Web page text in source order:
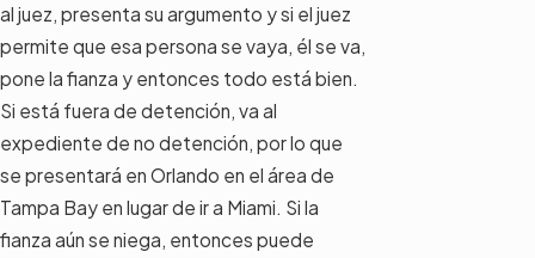
al juez, presenta su argumento y si el juez
permite que esa persona se vaya, él se va,
pone la fianza y entonces todo está bien.
Si está fuera de detención, va al
expediente de no detención, por lo que
se presentará en Orlando en el área de
Tampa Bay en lugar de ir a Miami. Si la
fianza aún se niega, entonces puede